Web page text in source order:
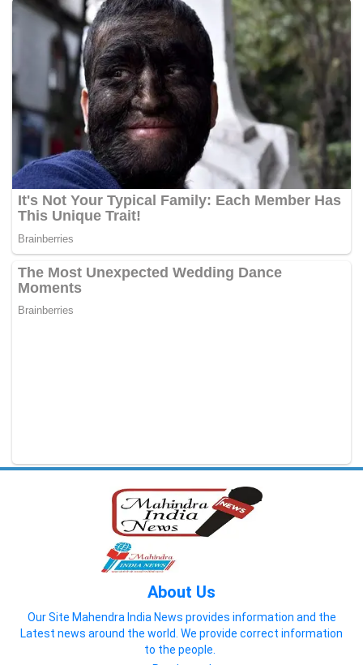
About Us
Our Site Mahendra India News provides information and the
Latest news around the world. We provide correct information
to the people.